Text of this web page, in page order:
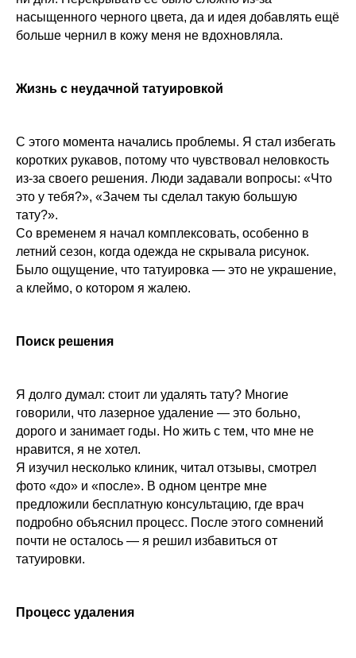
насыщенного черного цвета, да и идея добавлять ещё
больше чернил в кожу меня не вдохновляла.
Жизнь с неудачной татуировкой
С этого момента начались проблемы. Я стал избегать
коротких рукавов, потому что чувствовал неловкость
из-за своего решения. Люди задавали вопросы: «Что
это у тебя?», «Зачем ты сделал такую большую
тату?».
Со временем я начал комплексовать, особенно в
летний сезон, когда одежда не скрывала рисунок.
Было ощущение, что татуировка — это не украшение,
а клеймо, о котором я жалею.
Поиск решения
Я долго думал: стоит ли удалять тату? Многие
говорили, что лазерное удаление — это больно,
дорого и занимает годы. Но жить с тем, что мне не
нравится, я не хотел.
Я изучил несколько клиник, читал отзывы, смотрел
фото «до» и «после». В одном центре мне
предложили бесплатную консультацию, где врач
подробно объяснил процесс. После этого сомнений
почти не осталось — я решил избавиться от
татуировки.
Процесс удаления